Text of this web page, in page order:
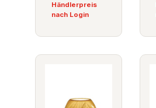
Händlerpreis
nach Login